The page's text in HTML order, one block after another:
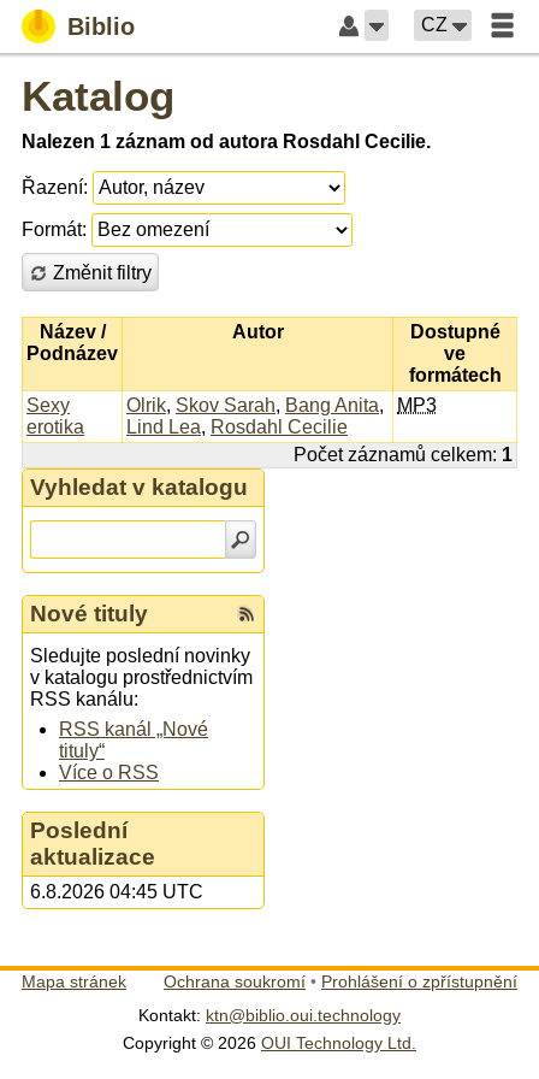
Biblio CZ
Katalog
Nalezen 1 záznam od autora Rosdahl Cecilie.
Řazení:
Formát:
Změnit filtry
Název /
Podnázev
Autor
Dostupné
ve
formátech
Sexy
erotika
Olrik, Skov Sarah, Bang Anita,
Lind Lea, Rosdahl Cecilie
MP3
Počet záznamů celkem: 1
Vyhledat v katalogu
Nové tituly
Sledujte poslední novinky
v katalogu prostřednictvím
RSS kanálu:
RSS kanál „Nové
tituly“
Více o RSS
Poslední
aktualizace
6.8.2026 04:45 UTC
Mapa stránek Ochrana soukromí • Prohlášení o zpřístupnění
Kontakt: ktn@biblio.oui.technology
Copyright © 2026 OUI Technology Ltd.